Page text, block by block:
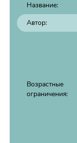
Название:
Автор:
Возрастные
ограничения: